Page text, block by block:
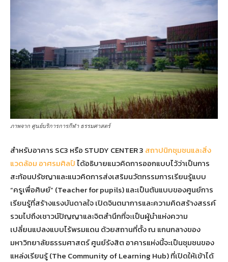
ภาพจาก ศูนย์บริการการกีฬา ธรรมศาสตร์
สำหรับอาคาร SC3 หรือ STUDY CENTER 3 สถาปนิกชุมชนและสิ่ง
แวดล้อม อาศรมศิลป์ได้อธิบายแนวคิดการออกแบบไว้ว่าเป็นการ
สะท้อนปรัชญาและแนวคิดการส่งเสริมนวัตกรรมการเรียนรู้แบบ
“ครูเพื่อศิษย์” (Teacher for pupils) และเป็นต้นแบบของศูนย์การ
เรียนรู้ที่สร้างแรงบันดาลใจ เปิดจินตนาการและความคิดสร้างสรรค์
รวมไปถึงเชาวน์ปัญญาและจิตสำนึกที่จะเป็นผู้นำแห่งความ
เปลี่ยนแปลงแบบไร้พรมแดน ด้วยสถานที่ตั้ง ณ แกนกลางของ
มหาวิทยาลัยธรรมศาสตร์ ศูนย์รังสิต อาคารแห่งนี้จะเป็นชุมชนของ
แหล่งเรียนรู้ (The Community of Learning Hub) ที่เปิดให้เข้าได้